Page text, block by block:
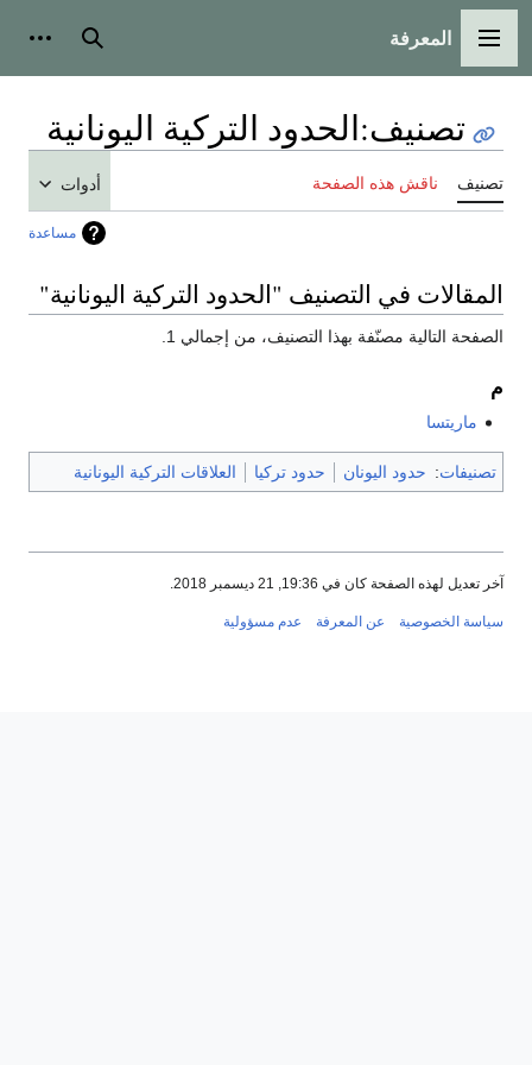
القائمة الرئيسية
المعرفة بحث
تصنيف:الحدود التركية اليونانية
تصنيف ناقش هذه الصفحة أدوات
مساعدة
المقالات في التصنيف "الحدود التركية اليونانية"
الصفحة التالية مصنّفة بهذا التصنيف، من إجمالي 1.
م
ماريتسا
تصنيفات: حدود اليونان حدود تركيا العلاقات التركية اليونانية
آخر تعديل لهذه الصفحة كان في 19:36, 21 ديسمبر 2018.
سياسة الخصوصية عن المعرفة عدم مسؤولية